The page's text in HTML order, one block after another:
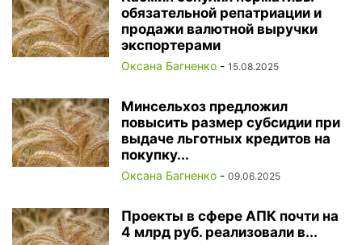
обязательной репатриации и
продажи валютной выручки
экспортерами
Оксана Багненко - 15.08.2025
Минсельхоз предложил
повысить размер субсидии при
выдаче льготных кредитов на
покупку...
Оксана Багненко - 09.06.2025
Проекты в сфере АПК почти на
4 млрд руб. реализовали в...